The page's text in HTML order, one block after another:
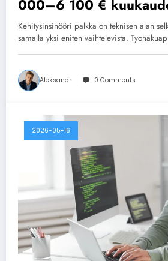
000–6 100 €
Kehitysinsinööri palkka on teknisen alan
samalla yksi eniten vaihtelevista.
Aleksandr 0 Comments
2026-05-16